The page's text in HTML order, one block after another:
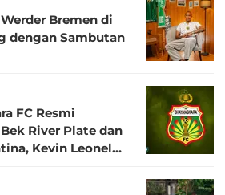
Bremen di
dengan Sambutan
FC Resmi
River Plate dan